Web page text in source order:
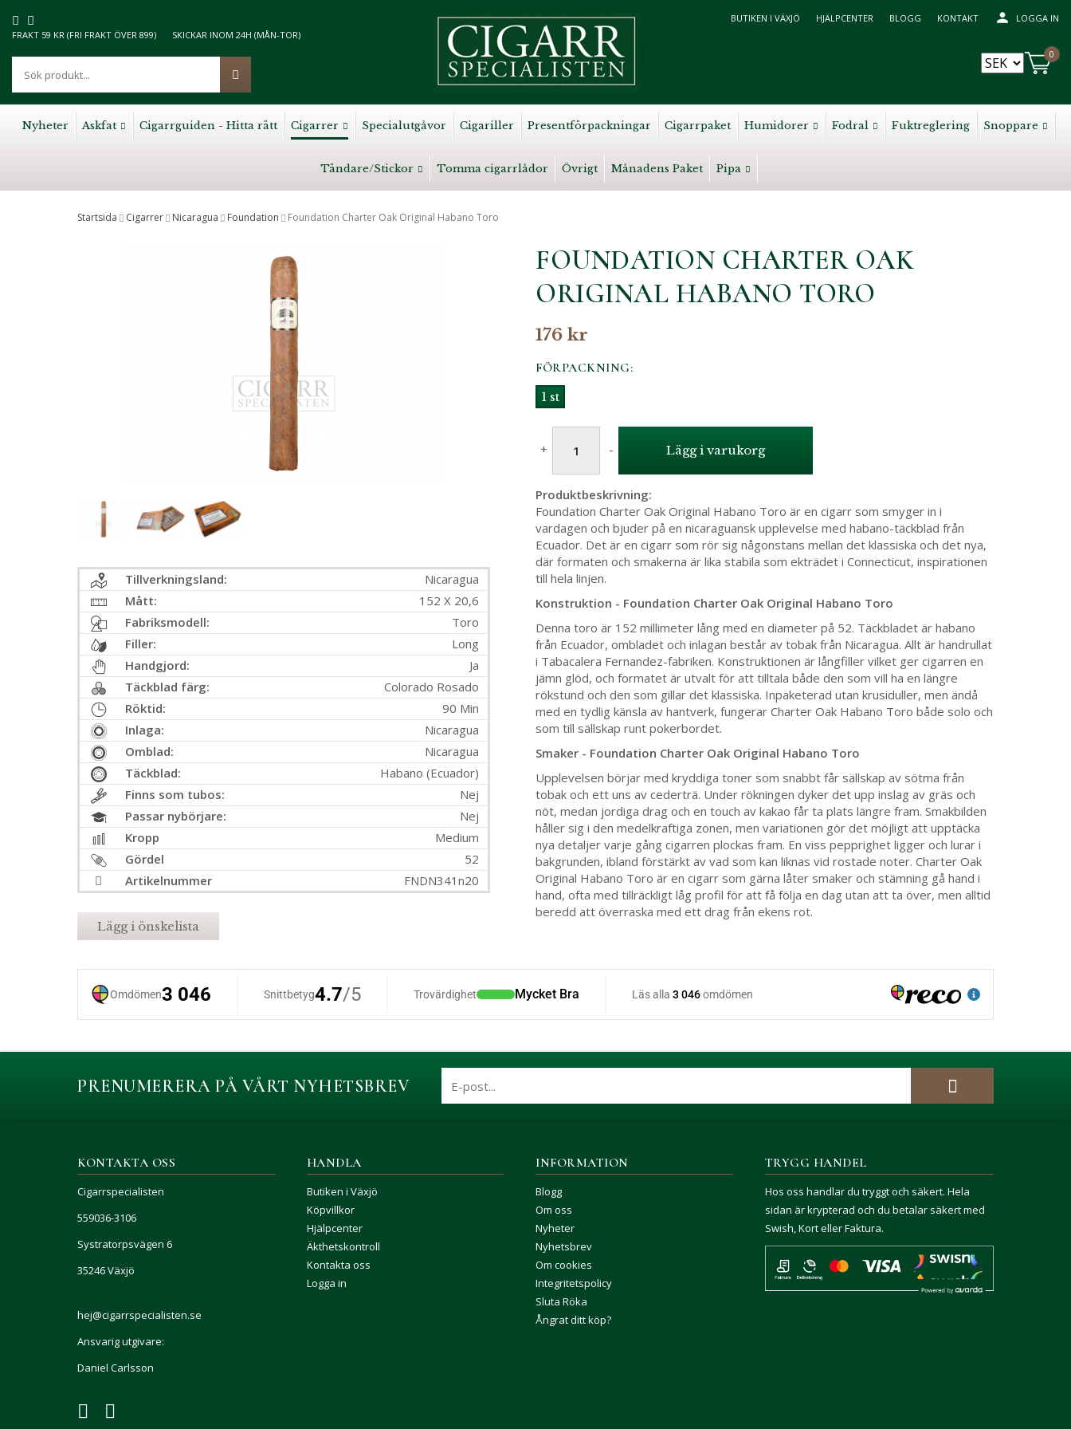
FRAKT 59 KR (FRI FRAKT ÖVER 899) SKICKAR INOM 24H (MÅN-TOR)
BUTIKEN I VÄXJÖ HJÄLPCENTER BLOGG KONTAKT LOGGA IN
0
Nyheter Askfat Cigarrguiden - Hitta rätt Cigarrer Specialutgåvor Cigariller Presentförpackningar Cigarrpaket Humidorer Fodral Fuktreglering Snoppare
Tändare/Stickor Tomma cigarrlådor Övrigt Månadens Paket Pipa
Startsida Cigarrer Nicaragua Foundation Foundation Charter Oak Original Habano Toro
FOUNDATION CHARTER OAK
ORIGINAL HABANO TORO
176 kr
FÖRPACKNING:
1 st
+ - Lägg i varukorg
Produktbeskrivning:
Foundation Charter Oak Original Habano Toro är en cigarr som smyger in i
vardagen och bjuder på en nicaraguansk upplevelse med habano-täckblad från
Ecuador. Det är en cigarr som rör sig någonstans mellan det klassiska och det nya,
där formaten och smakerna är lika stabila som ekträdet i Connecticut, inspirationen
till hela linjen.
Konstruktion - Foundation Charter Oak Original Habano Toro
Denna toro är 152 millimeter lång med en diameter på 52. Täckbladet är habano
från Ecuador, ombladet och inlagan består av tobak från Nicaragua. Allt är handrullat
i Tabacalera Fernandez-fabriken. Konstruktionen är långfiller vilket ger cigarren en
jämn glöd, och formatet är utvalt för att tilltala både den som vill ha en längre
rökstund och den som gillar det klassiska. Inpaketerad utan krusiduller, men ändå
med en tydlig känsla av hantverk, fungerar Charter Oak Habano Toro både solo och
som till sällskap runt pokerbordet.
Smaker - Foundation Charter Oak Original Habano Toro
Upplevelsen börjar med kryddiga toner som snabbt får sällskap av sötma från
tobak och ett uns av cederträ. Under rökningen dyker det upp inslag av gräs och
nöt, medan jordiga drag och en touch av kakao får ta plats längre fram. Smakbilden
håller sig i den medelkraftiga zonen, men variationen gör det möjligt att upptäcka
nya detaljer varje gång cigarren plockas fram. En viss pepprighet ligger och lurar i
bakgrunden, ibland förstärkt av vad som kan liknas vid rostade noter. Charter Oak
Original Habano Toro är en cigarr som gärna låter smaker och stämning gå hand i
hand, ofta med tillräckligt låg profil för att få följa en dag utan att ta över, men alltid
beredd att överraska med ett drag från ekens rot.
Tillverkningsland:
Nicaragua
Mått:
152 X 20,6
Fabriksmodell:
Toro
Filler:
Long
Handgjord:
Ja
Täckblad färg:
Colorado Rosado
Röktid:
90 Min
Inlaga:
Nicaragua
Omblad:
Nicaragua
Täckblad:
Habano (Ecuador)
Finns som tubos:
Nej
Passar nybörjare:
Nej
Kropp
Medium
Gördel
52
Artikelnummer
FNDN341n20
Lägg i önskelista
PRENUMERERA PÅ VÅRT NYHETSBREV
KONTAKTA OSS
Cigarrspecialisten
559036-3106
Systratorpsvägen 6
35246 Växjö
hej@cigarrspecialisten.se
Ansvarig utgivare:
Daniel Carlsson
HANDLA
Butiken i Växjö
Köpvillkor
Hjälpcenter
Äkthetskontroll
Kontakta oss
Logga in
INFORMATION
Blogg
Om oss
Nyheter
Nyhetsbrev
Om cookies
Integritetspolicy
Sluta Röka
Ångrat ditt köp?
TRYGG HANDEL
Hos oss handlar du tryggt och säkert. Hela
sidan är krypterad och du betalar säkert med
Swish, Kort eller Faktura.